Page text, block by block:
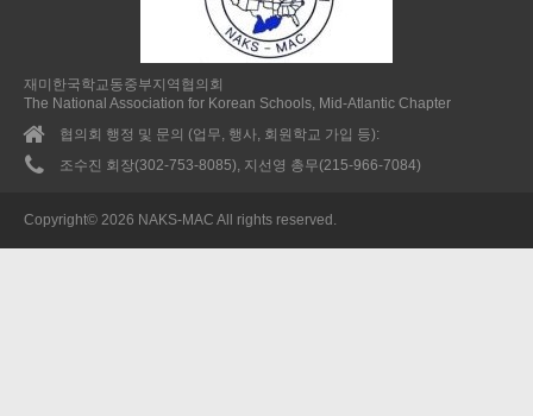
재미한국학교동중부지역협의회
The National Association for Korean Schools, Mid-Atlantic Chapter
협의회 행정 및 문의 (업무, 행사, 회원학교 가입 등):
조수진 회장(302-753-8085), 지선영 총무(215-966-7084)
Copyright© 2026 NAKS-MAC All rights reserved.